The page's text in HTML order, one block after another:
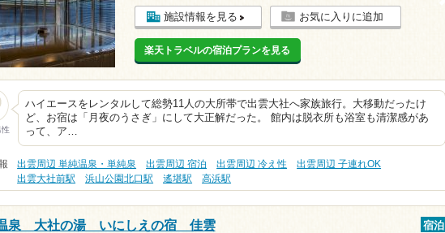
施設情報を見る お気に入りに追加
楽天トラベルの宿泊プランを見る
性
ハイエースをレンタルして総勢11人の大所帯で出雲大社へ家族旅行。大移動だったけ
ど、お宿は「月夜のうさぎ」にして大正解だった。 館内は脱衣所も浴室も清潔感があ
って、ア…
出雲周辺 単純温泉・単純泉 出雲周辺 宿泊 出雲周辺 冷え性
出雲周辺 子連れOK
出雲大社前駅
浜山公園北口駅 遙堪駅 高浜駅
泉 大社の湯 いにしえの宿 佳雲 宿泊